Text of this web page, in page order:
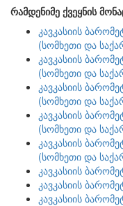
რამდენიმე ქვეყნის
კავკასიის
(სომხეთი და
კავკასიის
(სომხეთი და
კავკასიის
(სომხეთი და
კავკასიის
(სომხეთი და
კავკასიის
(სომხეთი და
კავკასიის
კავკასიის
კავკასიის